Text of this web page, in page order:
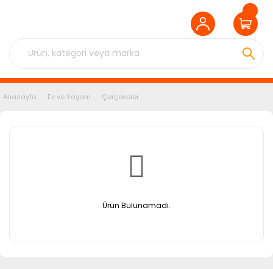
Anasayfa Ev ve Yaşam Çerçeveler
Ürün Bulunamadı.